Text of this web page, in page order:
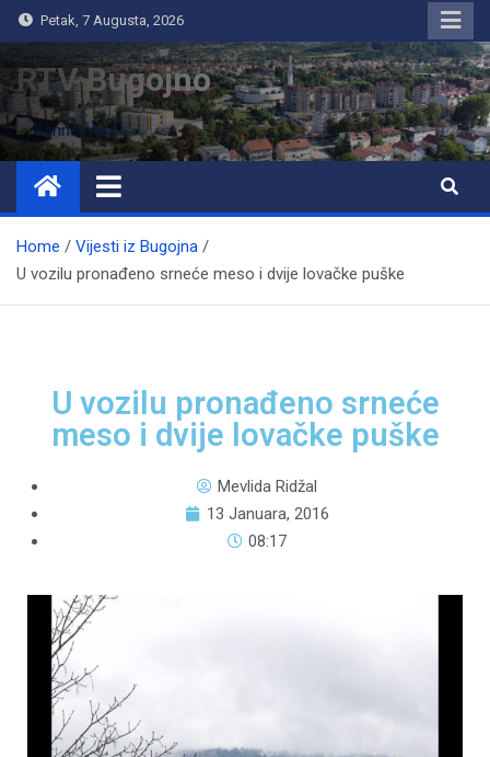
Petak, 7 Augusta, 2026
RTV Bugojno
Home
Vijesti iz Bugojna
U vozilu pronađeno srneće meso i dvije lovačke puške
U vozilu pronađeno srneće
meso i dvije lovačke puške
Mevlida Ridžal
13 Januara, 2016
08:17